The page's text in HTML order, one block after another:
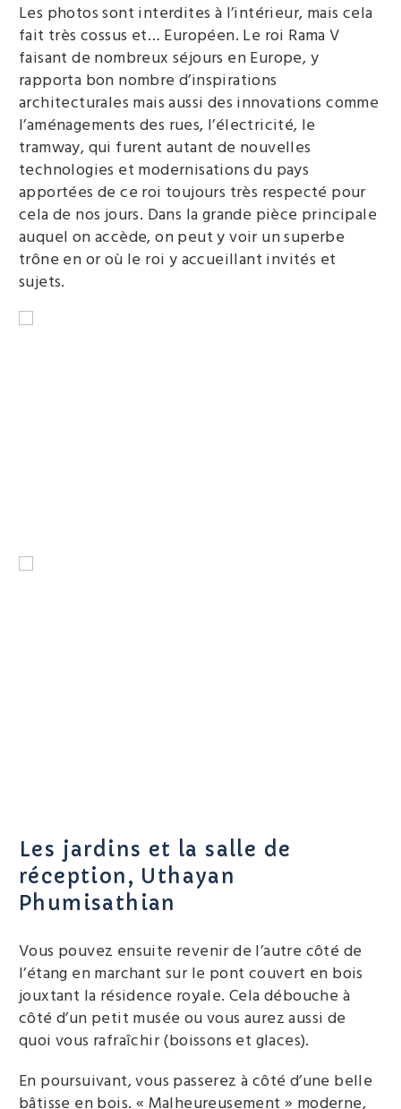
Les photos sont interdites à l’intérieur, mais cela
fait très cossus et… Européen. Le roi Rama V
faisant de nombreux séjours en Europe, y
rapporta bon nombre d’inspirations
architecturales mais aussi des innovations comme
l’aménagements des rues, l’électricité, le
tramway, qui furent autant de nouvelles
technologies et modernisations du pays
apportées de ce roi toujours très respecté pour
cela de nos jours. Dans la grande pièce principale
auquel on accède, on peut y voir un superbe
trône en or où le roi y accueillant invités et
sujets.
Les jardins et la salle de
réception, Uthayan
Phumisathian
Vous pouvez ensuite revenir de l’autre côté de
l’étang en marchant sur le pont couvert en bois
jouxtant la résidence royale. Cela débouche à
côté d’un petit musée ou vous aurez aussi de
quoi vous rafraîchir (boissons et glaces).
En poursuivant, vous passerez à côté d’une belle
bâtisse en bois. « Malheureusement » moderne,